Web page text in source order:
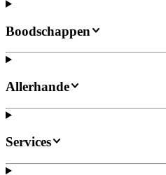
Boodschappen
Allerhande
Services